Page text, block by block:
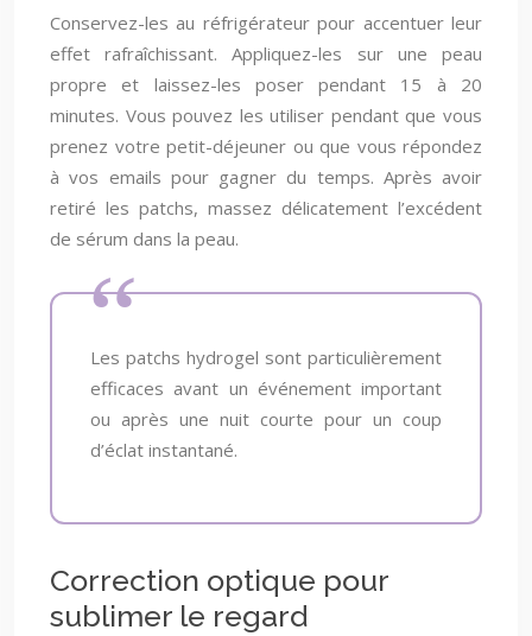
Conservez-les au réfrigérateur pour accentuer leur
effet rafraîchissant. Appliquez-les sur une peau
propre et laissez-les poser pendant 15 à 20
minutes. Vous pouvez les utiliser pendant que vous
prenez votre petit-déjeuner ou que vous répondez
à vos emails pour gagner du temps. Après avoir
retiré les patchs, massez délicatement l’excédent
de sérum dans la peau.
Les patchs hydrogel sont particulièrement
efficaces avant un événement important
ou après une nuit courte pour un coup
d’éclat instantané.
Correction optique pour
sublimer le regard